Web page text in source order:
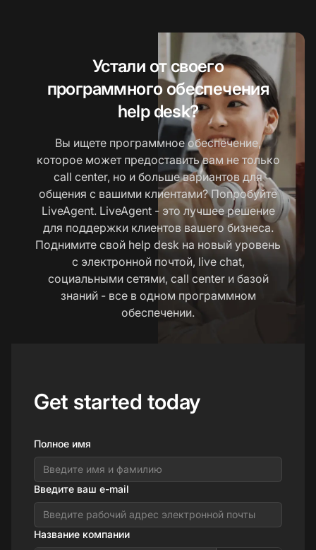
Устали от своего
программного обеспечения
help desk?
Вы ищете программное обеспечение,
которое может предоставить вам не только
call center, но и больше вариантов для
общения с вашими клиентами? Попробуйте
LiveAgent. LiveAgent - это лучшее решение
для поддержки клиентов вашего бизнеса.
Поднимите свой help desk на новый уровень
с электронной почтой, live chat,
социальными сетями, call center и базой
знаний - все в одном программном
обеспечении.
Get started today
Полное имя
Введите ваш e-mail
Название компании